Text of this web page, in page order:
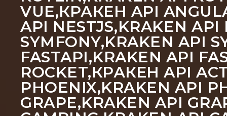
VUE,КРАКЕН API
API NESTJS,KRAKEN
SYMFONY,KRAKEN API
FASTAPI,KRAKEN API
ROCKET,КРАКЕН API
PHOENIX,KRAKEN API
GRAPE,KRAKEN API